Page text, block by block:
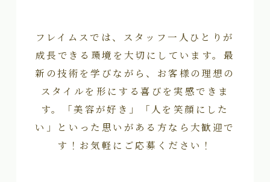
フレイムスでは、スタッフ一人ひとりが
成長できる環境を大切にしています。最
新の技術を学びながら、お客様の理想の
スタイルを形にする喜びを実感できま
す。「美容が好き」「人を笑顔にした
い」といった思いがある方なら大歓迎で
す！お気軽にご応募ください！